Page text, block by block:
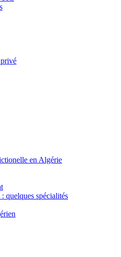
en Algérie
quelques spécialités